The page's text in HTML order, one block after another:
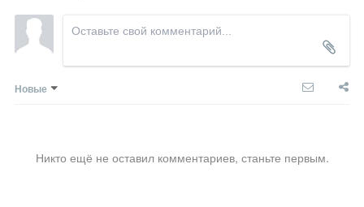
Новые
Никто ещё не оставил комментариев, станьте первым.